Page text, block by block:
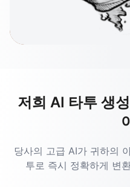
저희 AI 타투 생
당사의 고급 AI가 귀하의
투로 즉시 정확하게 변